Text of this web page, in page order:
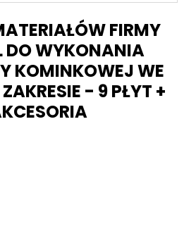
FIRMY
DO WYKONANIA
KOMINKOWEJ WE
- 9 PŁYT +